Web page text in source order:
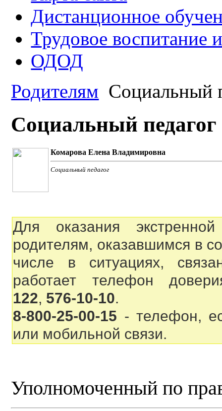
Дистанционное
Трудовое воспитание
ОДОД
Родителям Социальный
Социальный педагог
Комарова Елена Владимировна
Социальный педагог
Для оказания
родителям, оказавшимся в
числе в ситуациях,
работает телефон
122, 576-10-10.
8-800-25-00-15 - телефон,
или мобильной связи.
Уполномоченный по